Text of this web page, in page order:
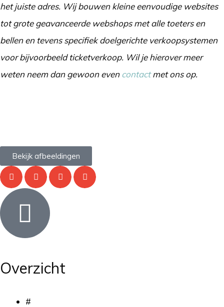
het juiste adres. Wij bouwen kleine eenvoudige websites
tot grote geavanceerde webshops met alle toeters en
bellen en tevens specifiek doelgerichte verkoopsystemen
voor bijvoorbeeld ticketverkoop. Wil je hierover meer
weten neem dan gewoon evencontactmet ons op.
Bekijk afbeeldingen
Overzicht
#